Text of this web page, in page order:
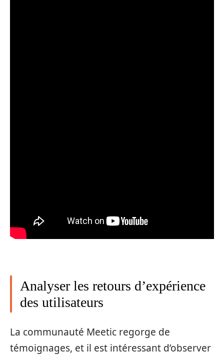
Analyser les retours d’expérience
des utilisateurs
La communauté Meetic regorge de
témoignages, et il est intéressant d’observer